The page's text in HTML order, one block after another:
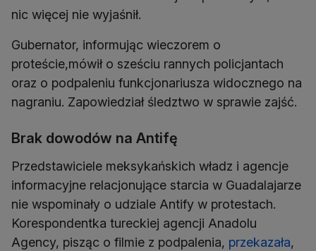
nic więcej nie wyjaśnił.
Gubernator, informując wieczorem o
proteście,mówił o sześciu rannych policjantach
oraz o podpaleniu funkcjonariusza widocznego na
nagraniu. Zapowiedział śledztwo w sprawie zajść.
Brak dowodów na Antifę
Przedstawiciele meksykańskich władz i agencje
informacyjne relacjonujące starcia w Guadalajarze
nie wspominały o udziale Antify w protestach.
Korespondentka tureckiej agencji Anadolu
Agency, pisząc o filmie z podpalenia, przekazała,